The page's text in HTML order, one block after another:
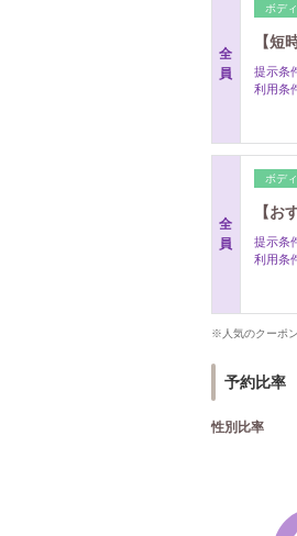
全
員
ボデ
【短
提示条
利用条
全
員
ボデ
【
提示条
利用条
※人気のクーポ
予約比率
性別比率